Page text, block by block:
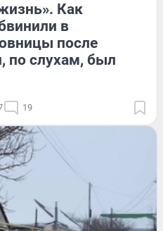
Как
в
после
по слухам, был
19